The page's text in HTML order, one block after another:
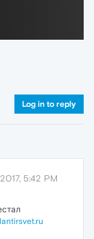
Log in to reply
2017, 5:42 PM